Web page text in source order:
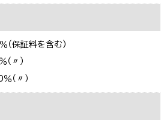
保証料を含む）
〃）
〃）